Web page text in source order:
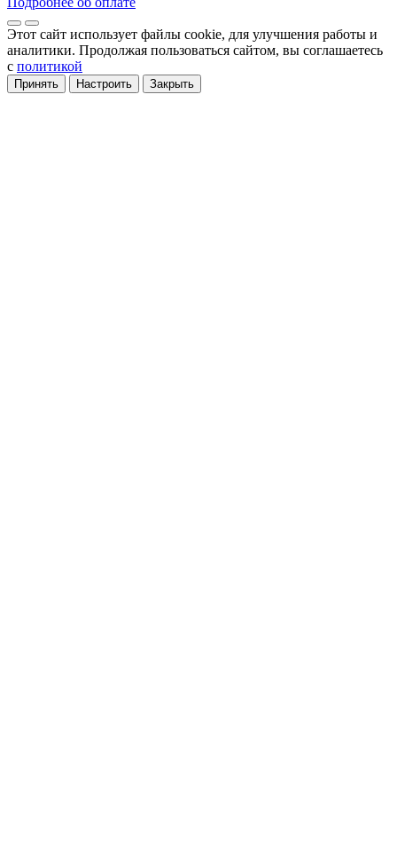
Этот сайт использует файлы cookie, для улучшения работы и
аналитики. Продолжая пользоваться сайтом, вы соглашаетесь
с политикой
Принять Настроить Закрыть